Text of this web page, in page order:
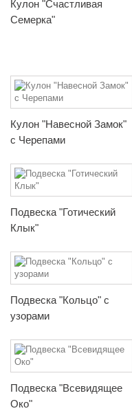
Кулон "Счастливая
Семерка"
Кулон "Навесной Замок"
с Черепами
Подвеска "Готический
Клык"
Подвеска "Кольцо" с
узорами
Подвеска "Всевидящее
Око"